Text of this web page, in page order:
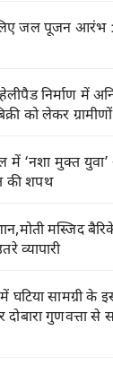
जल पूजन आरंभ
निर्माण में
को लेकर
में ‘नशा मुक्त
की शपथ
मस्जिद
व्यापारी
सामग्री के
दोबारा गुणवत्ता